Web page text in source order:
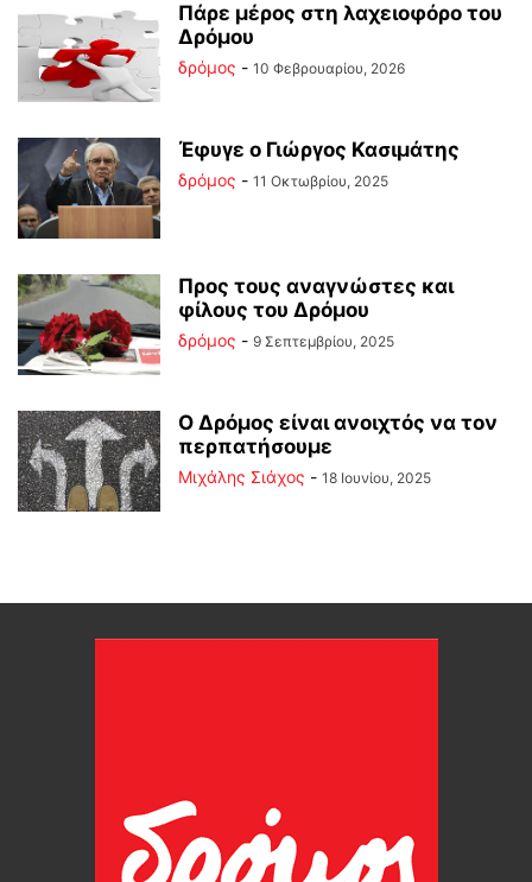
Πάρε μέρος στη λαχειοφόρο του
Δρόμου
δρόμος - 10 Φεβρουαρίου, 2026
Έφυγε ο Γιώργος Κασιμάτης
δρόμος - 11 Οκτωβρίου, 2025
Προς τους αναγνώστες και
φίλους του Δρόμου
δρόμος - 9 Σεπτεμβρίου, 2025
Ο Δρόμος είναι ανοιχτός να τον
περπατήσουμε
Μιχάλης Σιάχος - 18 Ιουνίου, 2025